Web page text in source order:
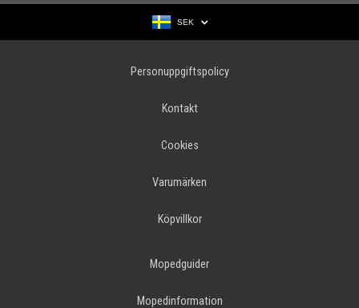
SEK
Personuppgiftspolicy
Kontakt
Cookies
Varumärken
Köpvillkor
Mopedguider
Mopedinformation